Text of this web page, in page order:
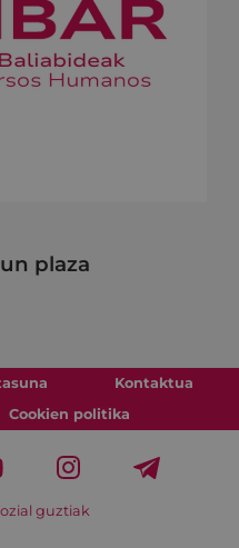
plaza
Kontaktua
Cookien politika
guztiak